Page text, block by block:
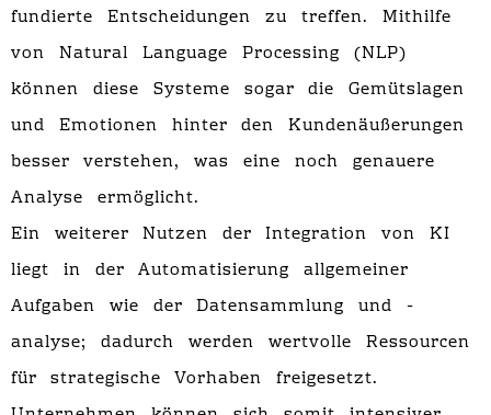
fundierte Entscheidungen zu treffen. Mithilfe
von Natural Language Processing (NLP)
können diese Systeme sogar die Gemütslagen
und Emotionen hinter den Kundenäußerungen
besser verstehen, was eine noch genauere
Analyse ermöglicht.
Ein weiterer Nutzen der Integration von KI
liegt in der Automatisierung allgemeiner
Aufgaben wie der Datensammlung und -
analyse; dadurch werden wertvolle Ressourcen
für strategische Vorhaben freigesetzt.